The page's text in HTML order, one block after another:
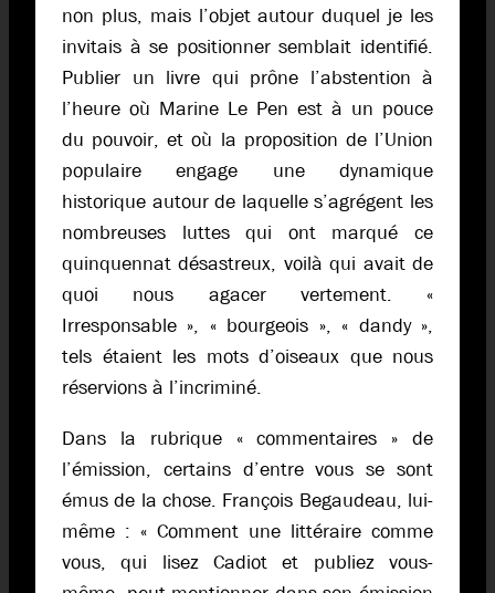
non plus, mais l’objet autour duquel je les
invitais à se positionner semblait identifié.
Publier un livre qui prône l’abstention à
l’heure où Marine Le Pen est à un pouce
du pouvoir, et où la proposition de l’Union
populaire engage une dynamique
historique autour de laquelle s’agrégent les
nombreuses luttes qui ont marqué ce
quinquennat désastreux, voilà qui avait de
quoi nous agacer vertement. «
Irresponsable », « bourgeois », « dandy »,
tels étaient les mots d’oiseaux que nous
réservions à l’incriminé.
Dans la rubrique « commentaires » de
l’émission, certains d’entre vous se sont
émus de la chose. François Begaudeau, lui-
même : « Comment une littéraire comme
vous, qui lisez Cadiot et publiez vous-